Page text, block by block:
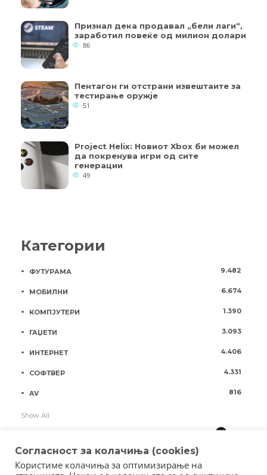
Признал дека продавал „бели лаги“,
заработил повеќе од милион долари
86
Пентагон ги отстрани извештаите за
тестирање оружје
51
Project Helix: Новиот Xbox би можел
да покренува игри од сите
генерации
49
Категории
ФУТУРАМА 9.482
МОБИЛНИ 6.674
КОМПЈУТЕРИ 1.390
ГАЏЕТИ 3.093
ИНТЕРНЕТ 4.406
СОФТВЕР 4.331
AV 816
Show All
Согласност за колачиња (cookies)
Користиме колачиња за оптимизирање на